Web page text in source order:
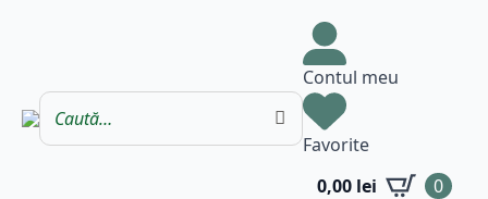
Contul meu
Favorite
0,00 lei 0